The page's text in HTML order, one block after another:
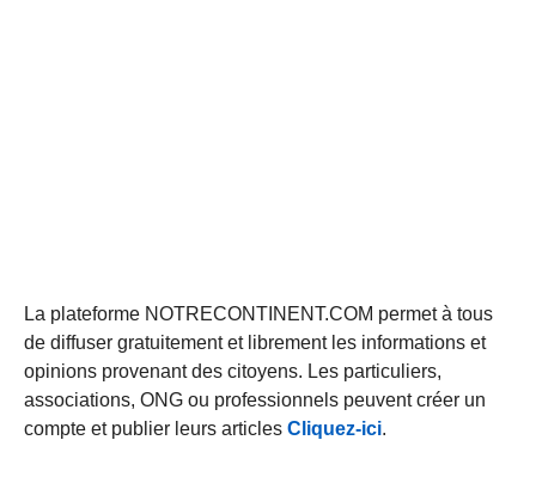
La plateforme NOTRECONTINENT.COM permet à tous
de diffuser gratuitement et librement les informations et
opinions provenant des citoyens. Les particuliers,
associations, ONG ou professionnels peuvent créer un
compte et publier leurs articles Cliquez-ici.